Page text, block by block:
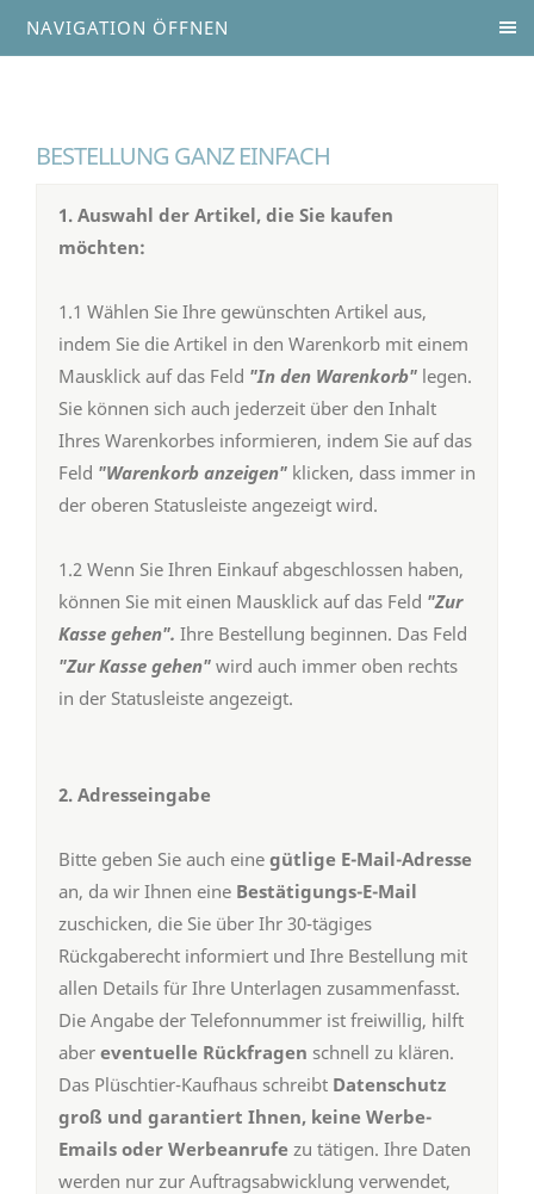
NAVIGATION ÖFFNEN
BESTELLUNG GANZ EINFACH
1. Auswahl der Artikel, die Sie kaufen
möchten:
1.1 Wählen Sie Ihre gewünschten Artikel aus,
indem Sie die Artikel in den Warenkorb mit einem
Mausklick auf das Feld "In den Warenkorb" legen.
Sie können sich auch jederzeit über den Inhalt
Ihres Warenkorbes informieren, indem Sie auf das
Feld "Warenkorb anzeigen" klicken, dass immer in
der oberen Statusleiste angezeigt wird.
1.2 Wenn Sie Ihren Einkauf abgeschlossen haben,
können Sie mit einen Mausklick auf das Feld "Zur
Kasse gehen". Ihre Bestellung beginnen. Das Feld
"Zur Kasse gehen" wird auch immer oben rechts
in der Statusleiste angezeigt.
2. Adresseingabe
Bitte geben Sie auch eine gütlige E-Mail-Adresse
an, da wir Ihnen eine Bestätigungs-E-Mail
zuschicken, die Sie über Ihr 30-tägiges
Rückgaberecht informiert und Ihre Bestellung mit
allen Details für Ihre Unterlagen zusammenfasst.
Die Angabe der Telefonnummer ist freiwillig, hilft
aber eventuelle Rückfragen schnell zu klären.
Das Plüschtier-Kaufhaus schreibt Datenschutz
groß und garantiert Ihnen, keine Werbe-
Emails oder Werbeanrufe zu tätigen. Ihre Daten
werden nur zur Auftragsabwicklung verwendet,